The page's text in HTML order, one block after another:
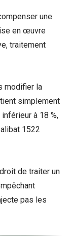
une
en œuvre
traitement
modifier la
simplement
à 18 %,
1522
de traiter un
pas les